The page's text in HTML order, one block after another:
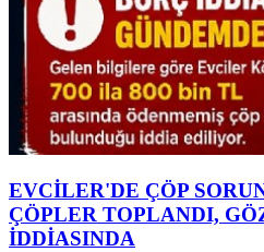
EVCİLER'DE ÇÖP
ÇÖPLER TOPLANDI,
İDDİASINDA